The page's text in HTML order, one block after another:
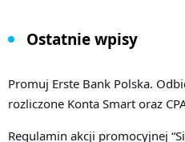
Ostatnie wpisy
Promuj Erste Bank Polska.
rozliczone Konta Smart oraz
Regulamin akcji promocyjnej